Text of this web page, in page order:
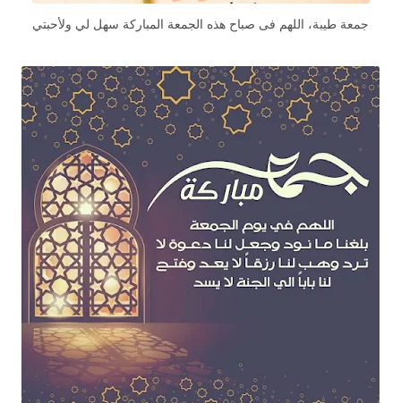
جمعة طيبة، اللهم فى صباح هذه الجمعة المباركة سهل لي ولأحبتي